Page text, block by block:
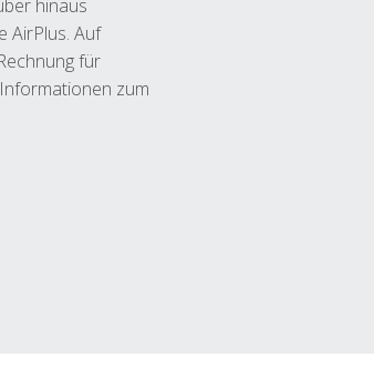
hinaus
AirPlus. Auf
für
zum